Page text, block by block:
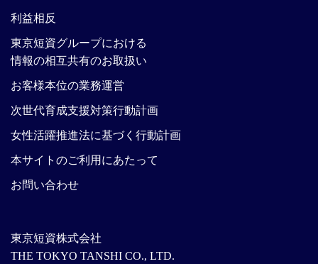
東京短資株式会社
THE TOKYO TANSHI CO., LTD.
利益相反
東京短資グループにおける
情報の相互共有のお取扱い
お客様本位の業務運営
次世代育成支援対策行動計画
女性活躍推進法に基づく行動計画
本サイトのご利用にあたって
お問い合わせ